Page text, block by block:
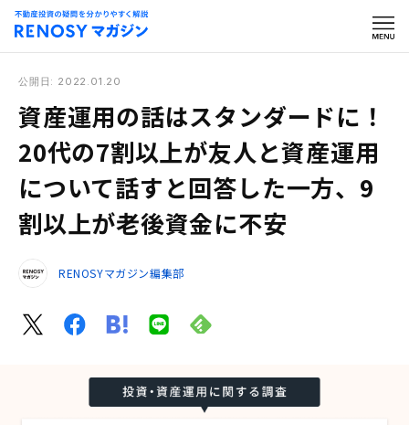
公開日: 2022.01.20
資産運用の話はスタンダードに！
20代の7割以上が友人と資産運用
について話すと回答した一方、9
割以上が老後資金に不安
RENOSYマガジン編集部